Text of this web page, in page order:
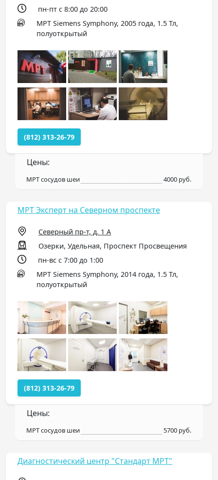
пн-пт с 8:00 до 20:00
МРТ Siemens Symphony, 2005 года, 1.5 Тл,
полуоткрытый
(812) 313-26-79
Цены:
МРТ сосудов шеи 4000 руб.
МРТ Эксперт на Северном проспекте
Северный пр-т, д. 1 А
Озерки, Удельная, Проспект Просвещения
пн-вс с 7:00 до 1:00
МРТ Siemens Symphony, 2014 года, 1.5 Тл,
полуоткрытый
(812) 313-26-79
Цены:
МРТ сосудов шеи 5700 руб.
Диагностический центр "Стандарт МРТ"